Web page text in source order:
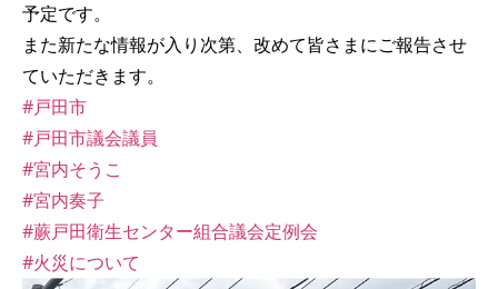
予定です。
また新たな情報が入り次第、改めて皆さまにご報告させ
ていただきます。
#戸田市
#戸田市議会議員
#宮内そうこ
#宮内奏子
#蕨戸田衛生センター組合議会定例会
#火災について